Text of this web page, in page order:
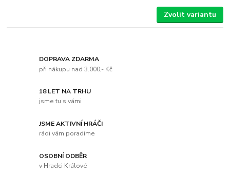
Zvolit variantu
DOPRAVA ZDARMA
při nákupu nad 3.000,- Kč
18 LET NA TRHU
jsme tu s vámi
JSME AKTIVNÍ HRÁČI
rádi vám poradíme
OSOBNÍ ODBĚR
v Hradci Králové